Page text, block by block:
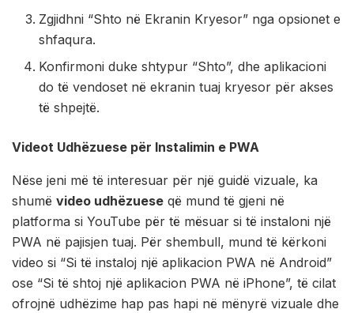
Zgjidhni “Shto në Ekranin Kryesor” nga opsionet e
shfaqura.
Konfirmoni duke shtypur “Shto”, dhe aplikacioni
do të vendoset në ekranin tuaj kryesor për akses
të shpejtë.
Videot Udhëzuese për Instalimin e PWA
Nëse jeni më të interesuar për një guidë vizuale, ka
shumë video udhëzuese që mund të gjeni në
platforma si YouTube për të mësuar si të instaloni një
PWA në pajisjen tuaj. Për shembull, mund të kërkoni
video si “Si të instaloj një aplikacion PWA në Android”
ose “Si të shtoj një aplikacion PWA në iPhone”, të cilat
ofrojnë udhëzime hap pas hapi në mënyrë vizuale dhe